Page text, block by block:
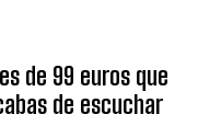
de 99 euros que
de escuchar